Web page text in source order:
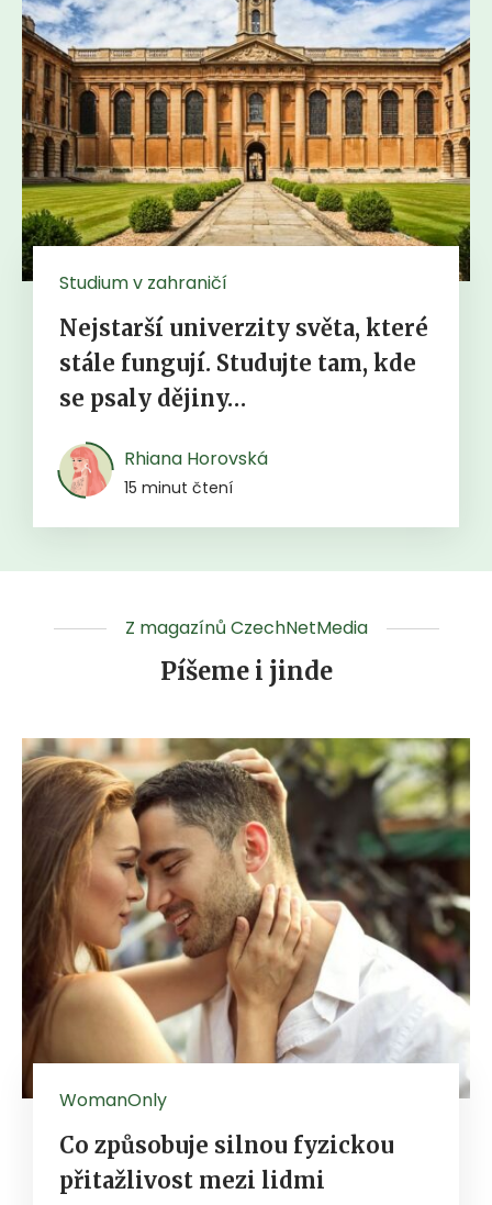
Studium v zahraničí
Nejstarší univerzity světa, které
stále fungují. Studujte tam, kde
se psaly dějiny…
Rhiana Horovská
15 minut čtení
Z magazínů CzechNetMedia
Píšeme i jinde
WomanOnly
Co způsobuje silnou fyzickou
přitažlivost mezi lidmi